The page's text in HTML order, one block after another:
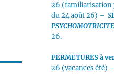
26 (familiarisation
du 24 août 26) –
PSYCHOMOTRICITE
26.
FERMETURESà
26 (vacances été)